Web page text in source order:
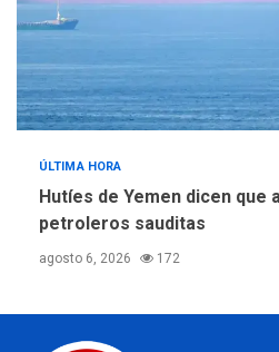
ÚLTIMA HORA
Hutíes de Yemen dicen que
petroleros sauditas
agosto 6, 2026 172